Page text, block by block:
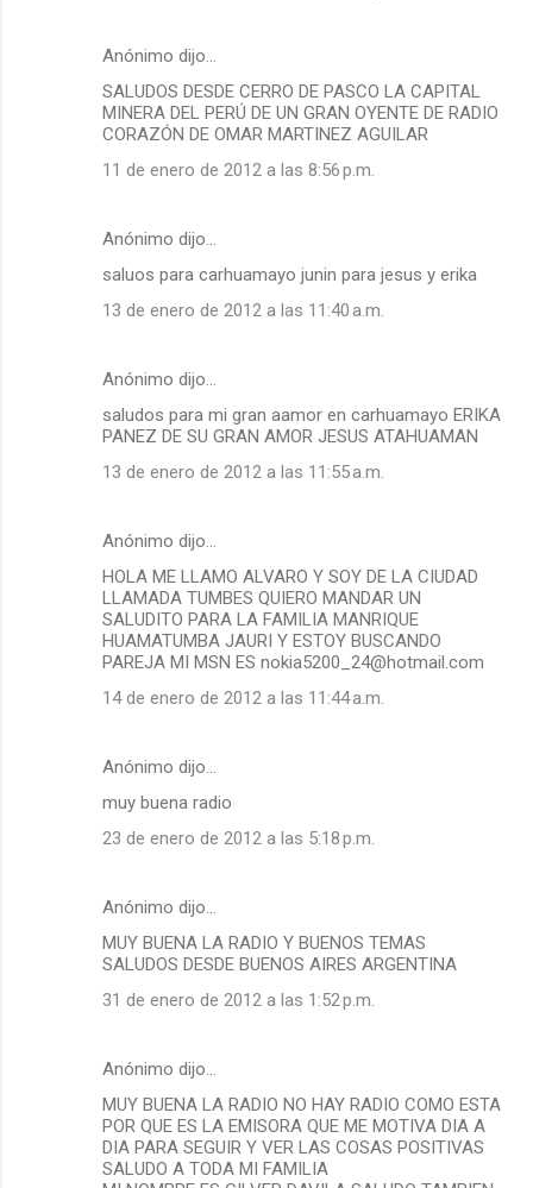
Anónimo dijo…
SALUDOS DESDE CERRO DE PASCO LA CAPITAL
MINERA DEL PERÚ DE UN GRAN OYENTE DE RADIO
CORAZÓN DE OMAR MARTINEZ AGUILAR
11 de enero de 2012 a las 8:56 p.m.
Anónimo dijo…
saluos para carhuamayo junin para jesus y erika
13 de enero de 2012 a las 11:40 a.m.
Anónimo dijo…
saludos para mi gran aamor en carhuamayo ERIKA
PANEZ DE SU GRAN AMOR JESUS ATAHUAMAN
13 de enero de 2012 a las 11:55 a.m.
Anónimo dijo…
HOLA ME LLAMO ALVARO Y SOY DE LA CIUDAD
LLAMADA TUMBES QUIERO MANDAR UN
SALUDITO PARA LA FAMILIA MANRIQUE
HUAMATUMBA JAURI Y ESTOY BUSCANDO
PAREJA MI MSN ES nokia5200_24@hotmail.com
14 de enero de 2012 a las 11:44 a.m.
Anónimo dijo…
muy buena radio
23 de enero de 2012 a las 5:18 p.m.
Anónimo dijo…
MUY BUENA LA RADIO Y BUENOS TEMAS
SALUDOS DESDE BUENOS AIRES ARGENTINA
31 de enero de 2012 a las 1:52 p.m.
Anónimo dijo…
MUY BUENA LA RADIO NO HAY RADIO COMO ESTA
POR QUE ES LA EMISORA QUE ME MOTIVA DIA A
DIA PARA SEGUIR Y VER LAS COSAS POSITIVAS
SALUDO A TODA MI FAMILIA